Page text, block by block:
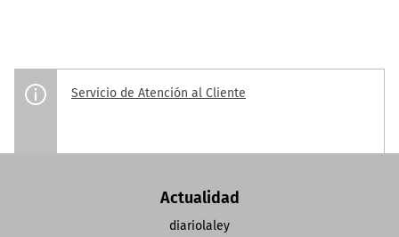
Servicio de Atención al Cliente
Actualidad
diariolaley